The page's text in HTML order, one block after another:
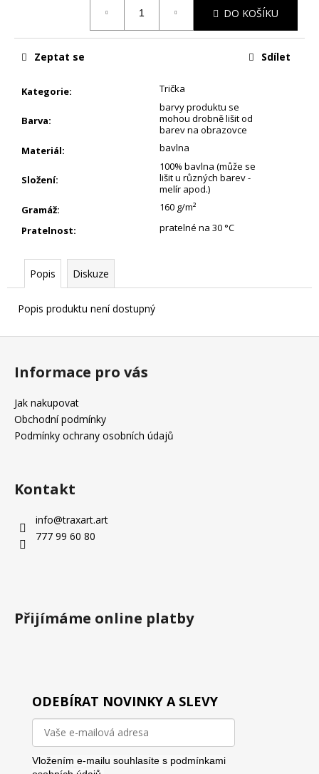
DO KOŠÍKU
Kategorie: Trička
Barva:
barvy produktu se
mohou drobně lišit od
barev na obrazovce
Materiál: bavlna
Složení:
100% bavlna (může se
lišit u různých barev -
melír apod.)
Gramáž:
160 g/m²
Pratelnost: pratelné na 30 °C
Zeptat se Sdílet
Popis Diskuze
Popis produktu není dostupný
Kč
Informace pro vás
Jak nakupovat
Obchodní podmínky
Podmínky ochrany osobních údajů
Kontakt
info@traxart.art
777 99 60 80
Přijímáme online platby
ODEBÍRAT NOVINKY A SLEVY
Vložením e-mailu souhlasíte s podmínkami